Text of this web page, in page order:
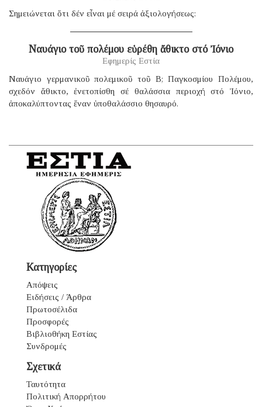
Σημειώνεται ὅτι δέν εἶναι μέ σειρά ἀξιολογήσεως:
Ναυάγιο τοῦ πολέμου εὑρέθη ἄθικτο στό Ἰόνιο
Εφημερίς Εστία
Ναυάγιο γερμανικοῦ πολεμικοῦ τοῦ B; Παγκοσμίου Πολέμου,
σχεδόν ἄθικτο, ἐνετοπίσθη σέ θαλάσσια περιοχή στό Ἰόνιο,
ἀποκαλύπτοντας ἕναν ὑποθαλάσσιο θησαυρό.
Κατηγορίες
Απόψεις
Ειδήσεις / Άρθρα
Πρωτοσέλιδα
Προσφορές
Βιβλιοθήκη Εστίας
Συνδρομές
Σχετικά
Ταυτότητα
Πολιτική Απορρήτου